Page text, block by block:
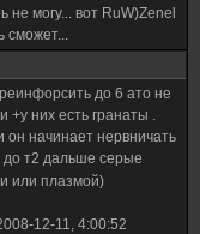
не могу... вот RuW)Zenel
сможет...
до 6 ато не
них есть гранаты .
он начинает нервничать
до т2 дальше серые
или плазмой)
12-11, 4:00:52